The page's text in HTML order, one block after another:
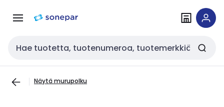
navigointiinsisältöön
Haku
Näytä murupolku